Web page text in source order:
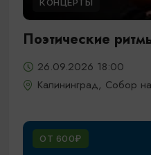
Поэтические
26.09.2026 18:00
Калининград, Собор
ОТ 600₽